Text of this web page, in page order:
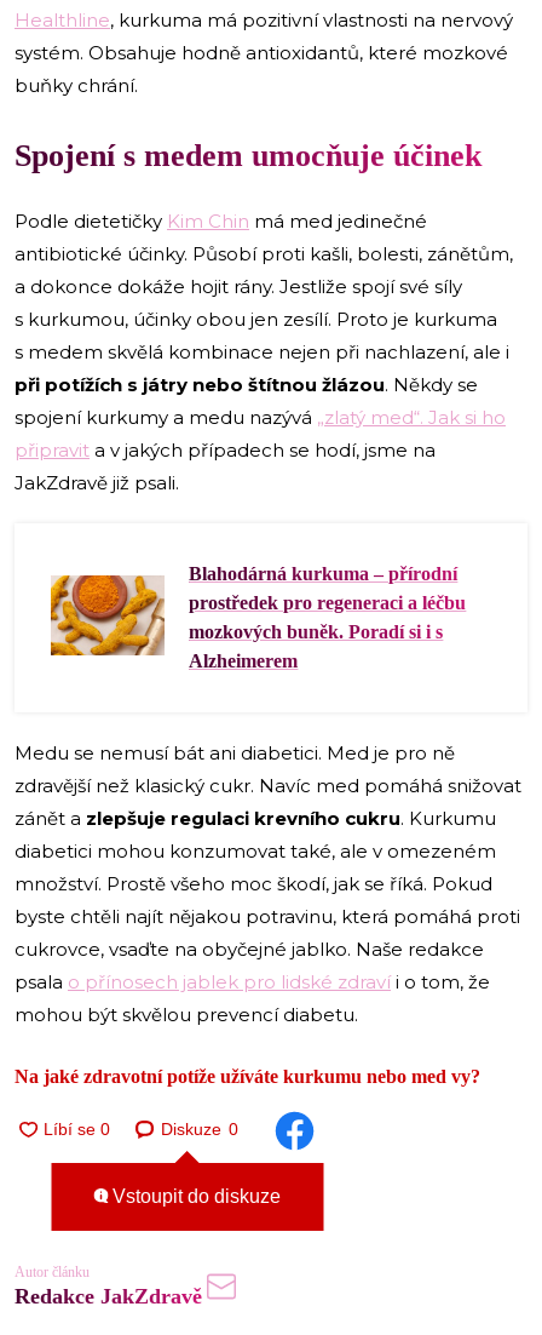
Healthline, kurkuma má pozitivní vlastnosti na nervový
systém. Obsahuje hodně antioxidantů, které mozkové
buňky chrání.
Spojení s medem umocňuje účinek
Podle dietetičky Kim Chin má med jedinečné
antibiotické účinky. Působí proti kašli, bolesti, zánětům,
a dokonce dokáže hojit rány. Jestliže spojí své síly
s kurkumou, účinky obou jen zesílí. Proto je kurkuma
s medem skvělá kombinace nejen při nachlazení, ale i
při potížích s játry nebo štítnou žlázou. Někdy se
spojení kurkumy a medu nazývá „zlatý med“. Jak si ho
připravit a v jakých případech se hodí, jsme na
JakZdravě již psali.
Blahodárná kurkuma – přírodní
prostředek pro regeneraci a léčbu
mozkových buněk. Poradí si i s
Alzheimerem
Medu se nemusí bát ani diabetici. Med je pro ně
zdravější než klasický cukr. Navíc med pomáhá snižovat
zánět a zlepšuje regulaci krevního cukru. Kurkumu
diabetici mohou konzumovat také, ale v omezeném
množství. Prostě všeho moc škodí, jak se říká. Pokud
byste chtěli najít nějakou potravinu, která pomáhá proti
cukrovce, vsaďte na obyčejné jablko. Naše redakce
psala o přínosech jablek pro lidské zdravíi o tom, že
mohou být skvělou prevencí diabetu.
Na jaké zdravotní potíže užíváte kurkumu nebo med vy?
Diskuze 0
Vstoupit do diskuze
Autor článku
Redakce JakZdravě